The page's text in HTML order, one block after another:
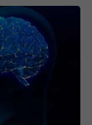
felul în care
cercetătorilor